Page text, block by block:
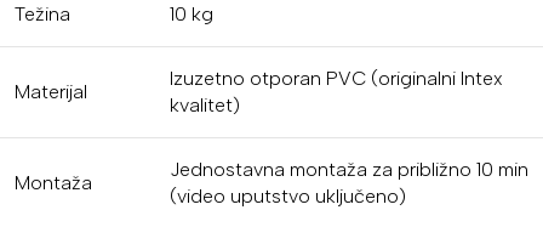
Težina 10 kg
Materijal
Izuzetno otporan PVC (originalni Intex
kvalitet)
Montaža
Jednostavna montaža za približno 10 min
(video uputstvo uključeno)